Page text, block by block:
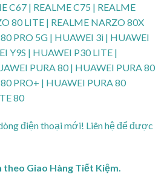
C67 | REALME C75 | REALME
80 LITE | REALME NARZO 80X
PRO 5G | HUAWEI 3i | HUAWEI
Y9S | HUAWEI P30 LITE |
PURA 80 | HUAWEI PURA 80
PRO+ | HUAWEI PURA 80
80
điện thoại mới! Liên hệ để được
theo Giao Hàng Tiết Kiệm.